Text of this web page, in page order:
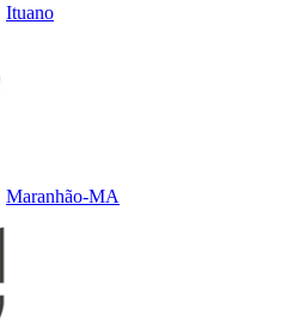
Ituano
Maranhão-MA